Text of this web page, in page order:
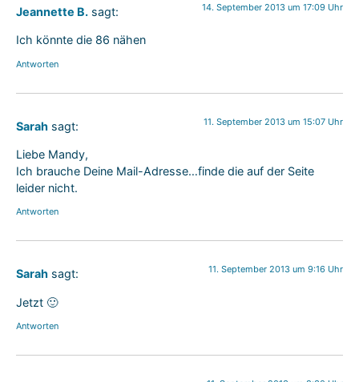
Jeannette B. sagt: 14. September 2013 um 17:09 Uhr
Ich könnte die 86 nähen
Antworten
Sarah sagt: 11. September 2013 um 15:07 Uhr
Liebe Mandy,
Ich brauche Deine Mail-Adresse…finde die auf der Seite
leider nicht.
Antworten
Sarah sagt: 11. September 2013 um 9:16 Uhr
Jetzt 🙂
Antworten